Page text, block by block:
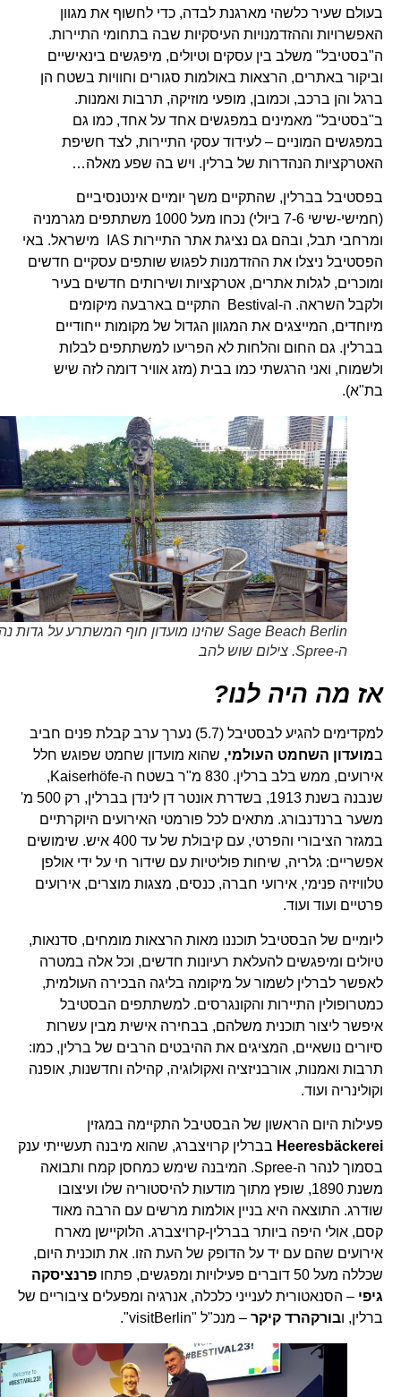
בעולם שעיר כלשהי מארגנת לבדה, כדי לחשוף את מגוון
האפשרויות וההזדמנויות העיסקיות שבה בתחומי התיירות.
ה"בסטיבל" משלב בין עסקים וטיולים, מיפגשים בינאישיים
וביקור באתרים, הרצאות באולמות סגורים וחוויות בשטח הן
ברגל והן ברכב, וכמובן, מופעי מוזיקה, תרבות ואמנות.
ב"בסטיבל" מאמינים במפגשים אחד על אחד, כמו גם
במפגשים המוניים – לעידוד עסקי התיירות, לצד חשיפת
האטרקציות הנהדרות של ברלין. ויש בה שפע מאלה…
בפסטיבל בברלין, שהתקיים משך יומיים אינטנסיביים
(חמישי-שישי 7-6 ביולי) נכחו מעל 1000 משתתפים מגרמניה
ומרחבי תבל, ובהם גם נציגת אתר התיירות IAS מישראל. באי
הפסטיבל ניצלו את ההזדמנות לפגוש שותפים עסקיים חדשים
ומוכרים, לגלות אתרים, אטרקציות ושירותים חדשים בעיר
ולקבל השראה. ה-Bestival התקיים בארבעה מיקומים
מיוחדים, המייצגים את המגוון הגדול של מקומות ייחודיים
בברלין. גם החום והלחות לא הפריעו למשתתפים לבלות
ולשמוח, ואני הרגשתי כמו בבית (מזג אוויר דומה לזה שיש
בת"א).
Sage Beach Berlin שהינו מועדון חוף המשתרע על גדות נהר
אז מה היה לנו?
למקדימים להגיע לבסטיבל (5.7) נערך ערב קבלת פנים חביב
מועדון השחמט העולמי,שהוא מועדון שחמט שפוגש חלל
אירועים, ממש בלב ברלין. 830 מ"ר בשטח ה-Kaiserhöfe,
שנבנה בשנת 1913, בשדרת אונטר דן לינדן בברלין, רק 500 מ'
משער ברנדנבורג. מתאים לכל פורמטי האירועים היוקרתיים
במגזר הציבורי והפרטי, עם קיבולת של עד 400 איש. שימושים
אפשריים: גלריה, שיחות פוליטיות עם שידור חי על ידי אולפן
טלוויזיה פנימי, אירועי חברה, כנסים, מצגות מוצרים, אירועים
פרטיים ועוד ועוד.
ליומיים של הבסטיבל תוכננו מאות הרצאות מומחים, סדנאות,
טיולים ומיפגשים להעלאת רעיונות חדשים, וכל אלה במטרה
לאפשר לברלין לשמור על מיקומה בליגה הבכירה העולמית,
כמטרופולין התיירות והקונגרסים. למשתתפים הבסטיבל
איפשר ליצור תוכנית משלהם, בבחירה אישית מבין עשרות
סיורים נושאיים, המציגים את ההיבטים הרבים של ברלין, כמו:
תרבות ואמנות, אורבניזציה ואקולוגיה, קהילה וחדשנות, אופנה
וקולינריה ועוד.
פעילות היום הראשון של הבסטיבל התקיימה במגזין
Heeresbäckereiבברלין קרויצברג, שהוא מיבנה תעשייתי ענק
בסמוך לנהר ה-Spree. המיבנה שימש כמחסן קמח ותבואה
משנת 1890, שופץ מתוך מודעות להיסטוריה שלו ועיצובו
שודרג. התוצאה היא בניין אולמות מרשים עם הרבה מאוד
קסם, אולי היפה ביותר בברלין-קרויצברג. הלוקיישן מארח
אירועים שהם עם יד על הדופק של העת הזו. את תוכנית היום,
שכללה מעל 50 דוברים פעילויות ומפגשים, פתחו
פרנציסקה
גיפי– הסנאטורית לענייני כלכלה, אנרגיה ומפעלים ציבוריים של
ברלין, ובורקהרד קיקר– מנכ"ל "visitBerlin".